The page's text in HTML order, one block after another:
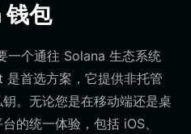
包
一个通往 Solana 生态系统
首选方案，它提供非托管
。无论您是在移动端还是桌
的统一体验，包括 iOS、